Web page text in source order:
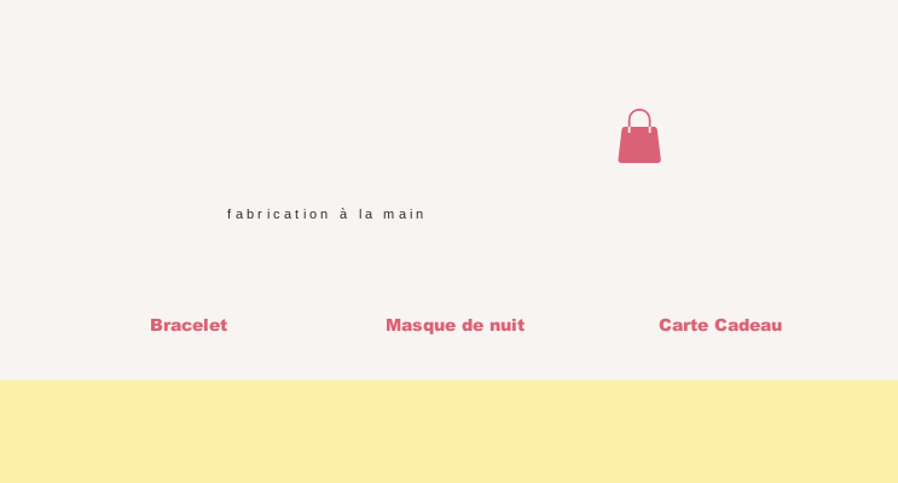
fabrication à la main
Bracelet Masque de nuit Carte Cadeau